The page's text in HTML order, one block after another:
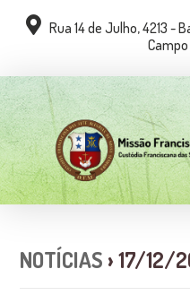
Rua 14 de Julho, 4213 -
Campo
NOTÍCIAS › 17/12/